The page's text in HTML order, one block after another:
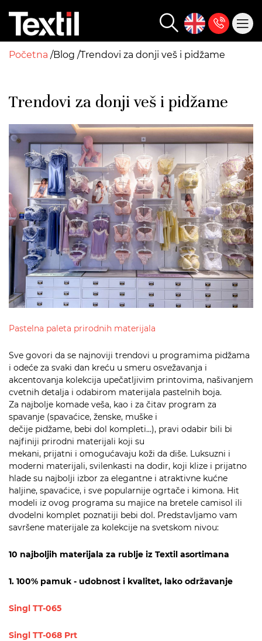
Početna Blog Trendovi za donji veš i pidžame
Trendovi za donji veš i pidžame
Pastelna paleta prirodnih materijala
Sve govori da se najnoviji trendovi u programima pidžama
i odeće za svaki dan kreću u smeru osvežavanja i
akcentovanja kolekcija upečatljivim printovima, našivanjem
cvetnih detalja i odabirom materijala pastelnih boja.
Za najbolje komade veša, kao i za čitav program za
spavanje (spavaćice, ženske, muške i
dečije pidžame, bebi dol kompleti…), pravi odabir bili bi
najfiniji prirodni materijali koji su
mekani, prijatni i omogućavaju koži da diše. Luksuzni i
moderni materijali, svilenkasti na dodir, koji klize i prijatno
hlade su najbolji izbor za elegantne i atraktivne kućne
haljine, spavaćice, i sve popularnije ogrtače i kimona. Hit
modeli iz ovog programa su majice na bretele camisol ili
dvodelni komplet poznatiji bebi dol. Predstavljamo vam
savršene materijale za kolekcije na svetskom nivou:
10 najboljih materijala za rublje iz Textil asortimana
1. 100% pamuk - udobnost i kvalitet, lako održavanje
Singl TT-065
Singl TT-068 Prt